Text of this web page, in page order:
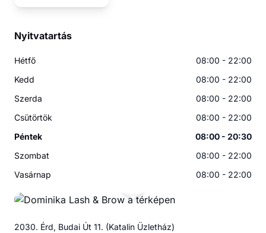
Nyitvatartás
Hétfő
08:00 - 22:00
Kedd
08:00 - 22:00
Szerda
08:00 - 22:00
Csütörtök
08:00 - 22:00
Péntek
08:00 - 20:30
Szombat
08:00 - 22:00
Vasárnap
08:00 - 22:00
2030. Érd, Budai Út 11. (Katalin Üzletház)